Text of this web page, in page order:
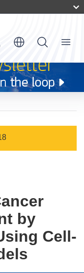
Menu
by
Cell-